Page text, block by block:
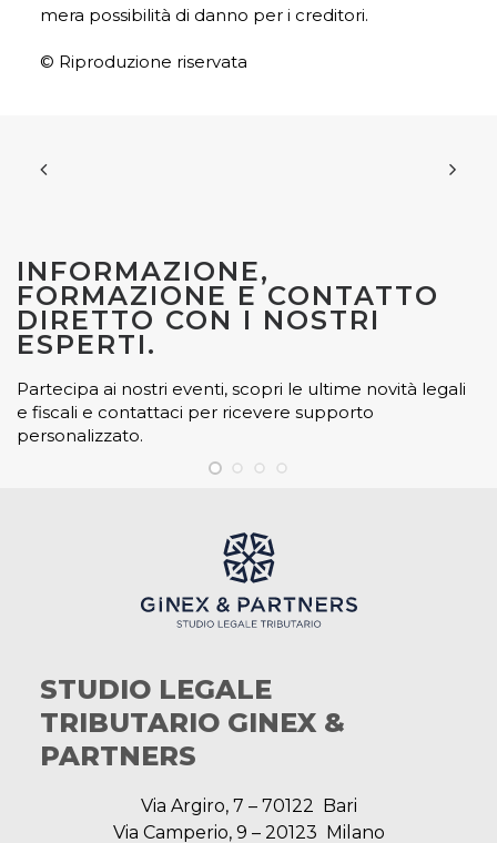
mera possibilità di danno per i creditori.
© Riproduzione riservata
INFORMAZIONE,
FORMAZIONE E CONTATTO
DIRETTO CON I NOSTRI
ESPERTI.
Partecipa ai nostri eventi, scopri le ultime novità legali
e fiscali e contattaci per ricevere supporto
personalizzato.
STUDIO LEGALE
TRIBUTARIO GINEX &
PARTNERS
Via Argiro, 7 – 70122 Bari
Via Camperio, 9 – 20123 Milano